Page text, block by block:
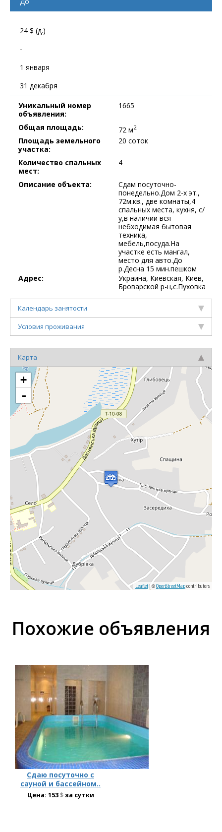
24 $ (д.)
-
1 января
31 декабря
Уникальный номер
объявления:
1665
Общая площадь: 72 м2
Площадь земельного
участка:
20 соток
Количество спальных
мест:
4
Описание объекта:
Сдам посуточно-
понедельно.Дом 2-х эт.,
72м.кв., две комнаты,4
спальных места, кухня, с/
у,в наличии вся
небходимая бытовая
техника,
мебель,посуда.На
участке есть мангал,
место для авто.До
р.Десна 15 мин.пешком
Адрес:
Украина, Киевская, Киев,
Броварской р-н,с.Пуховка
Календарь занятости
Условия проживания
Карта
+
-
Leaflet| ©OpenStreetMapcontributors
Похожие объявления
Сдаю посуточно с
сауной и бассейном..
Цена: 153$за сутки